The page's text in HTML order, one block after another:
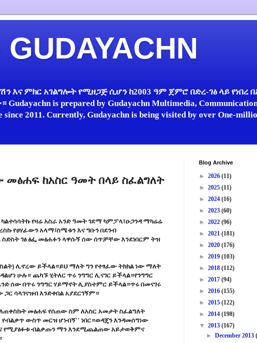
እና ምክር አገልግሎት የሚዘጋጅ ሲሆን ከ2003 ዓም ጀምሮ በድረ-ገፅ ላይ የነበረ
is prepared by Gudayachn Multimedia,
since 2011. Currently, Gudayachn is being visited by over One-
ከአስር ዓመት በላይ ስፈልግለት
የዛሬ አስራ አንድ ዓመት ገደማ ካምፓላ፣ዑጋንዳ ማካሬሬ
የፀሃፊውን አላማ፣ስሜቱን እና ግቡን በደንብ
ስድስት ገፅ ፅፌ መፅሐፉን ላዋሱኝ ሰው ሰጥቻቸው እንደነበርም ትዝ
ስልት) ሊኖረው ይችላል።ይህ ማለት ግን የተፃፈው ትክክል ነው ማለት
ሁሉ። ጨካኙ ሂትለር ጥሩ ንግግር ሊናገር ይችላል።የንግግር
ሰው በጥሩ ንግግር ሃይማኖት ሊያስተምር ይችላል።ጥሩ በመናገሩ
ሳላገናዝብ እንድቀበል አያደርገኝም።
መፅሐፍ የሰጠው ስም ለአስር አመታት ስፈልግለት
ውስጥ መርዝ ሆነብኝ'' ነበር።ወዳጄን እንዳመሰግነው
የሚያፅፉቱ ብልቃጡን ማን እንደሚጨልጠው አይታወቅምና
Blog Archive
► 2026 (11)
► 2025 (11)
► 2024 (16)
► 2023 (60)
► 2022 (96)
► 2021 (181)
► 2020 (176)
► 2019 (103)
► 2018 (112)
► 2017 (94)
► 2016 (155)
► 2015 (122)
► 2014 (198)
▼ 2013 (167)
►December 2013